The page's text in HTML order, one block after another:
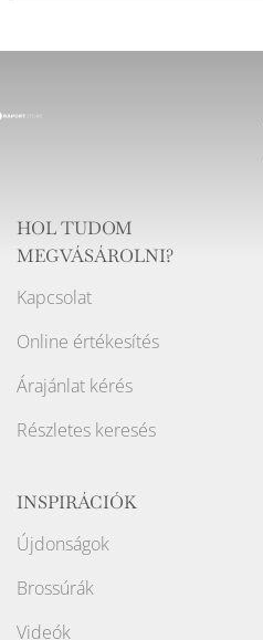
HOL TUDOM
MEGVÁSÁROLNI?
Kapcsolat
Online értékesítés
Árajánlat kérés
Részletes keresés
INSPIRÁCIÓK
Újdonságok
Brossúrák
Videók